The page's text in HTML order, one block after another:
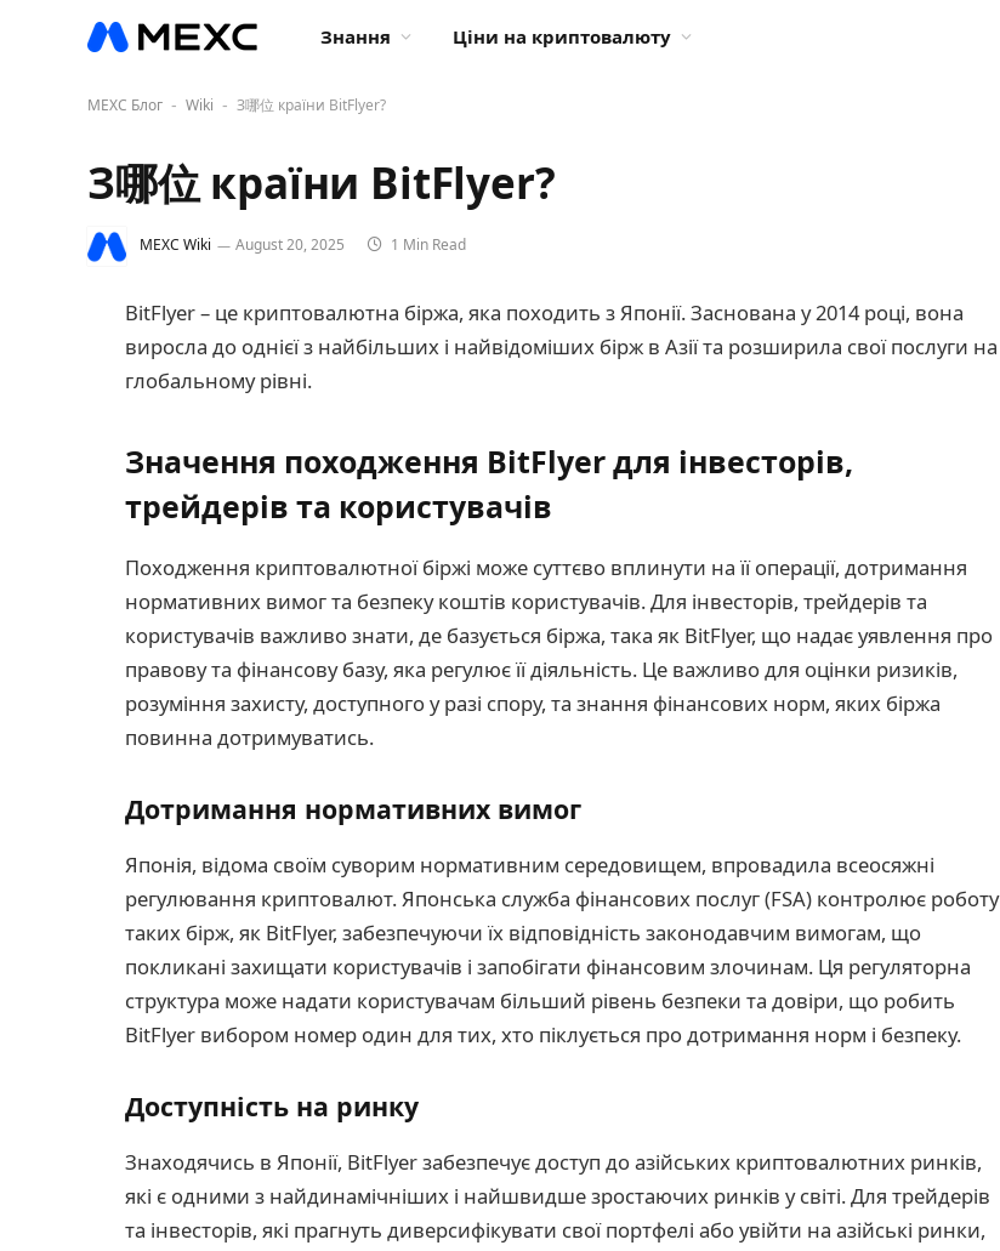
Знання Ціни на криптовалюту
MEXC Блог - Wiki - З哪位 країни BitFlyer?
З哪位 країни BitFlyer?
MEXC Wiki August 20, 2025 1 Min Read
BitFlyer – це криптовалютна біржа, яка походить з Японії. Заснована у 2014 році, вона
виросла до однієї з найбільших і найвідоміших бірж в Азії та розширила свої послуги на
глобальному рівні.
Значення походження BitFlyer для інвесторів,
трейдерів та користувачів
Походження криптовалютної біржі може суттєво вплинути на її операції, дотримання
нормативних вимог та безпеку коштів користувачів. Для інвесторів, трейдерів та
користувачів важливо знати, де базується біржа, така як BitFlyer, що надає уявлення про
правову та фінансову базу, яка регулює її діяльність. Це важливо для оцінки ризиків,
розуміння захисту, доступного у разі спору, та знання фінансових норм, яких біржа
повинна дотримуватись.
Дотримання нормативних вимог
Японія, відома своїм суворим нормативним середовищем, впровадила всеосяжні
регулювання криптовалют. Японська служба фінансових послуг (FSA) контролює роботу
таких бірж, як BitFlyer, забезпечуючи їх відповідність законодавчим вимогам, що
покликані захищати користувачів і запобігати фінансовим злочинам. Ця регуляторна
структура може надати користувачам більший рівень безпеки та довіри, що робить
BitFlyer вибором номер один для тих, хто піклується про дотримання норм і безпеку.
Доступність на ринку
Знаходячись в Японії, BitFlyer забезпечує доступ до азійських криптовалютних ринків,
які є одними з найдинамічніших і найшвидше зростаючих ринків у світі. Для трейдерів
та інвесторів, які прагнуть диверсифікувати свої портфелі або увійти на азійські ринки,